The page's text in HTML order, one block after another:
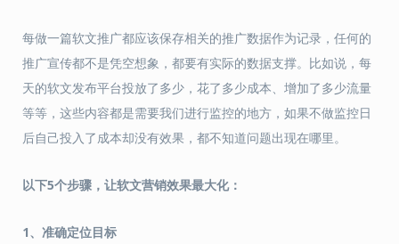
每做一篇软文推广都应该保存相关的推广数据作为记录，任何的
推广宣传都不是凭空想象，都要有实际的数据支撑。比如说，每
天的软文发布平台投放了多少，花了多少成本、增加了多少流量
等等，这些内容都是需要我们进行监控的地方，如果不做监控日
后自己投入了成本却没有效果，都不知道问题出现在哪里。
以下5个步骤，让软文营销效果最大化：
1、 准确定位目标